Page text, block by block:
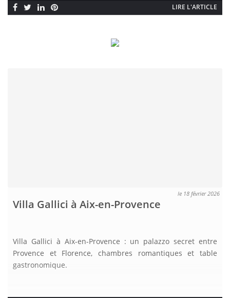
LIRE L'ARTICLE
le 18 février 2026
Villa Gallici à Aix-en-Provence
Villa Gallici à Aix-en-Provence : un palazzo secret entre
Provence et Florence, chambres romantiques et table
gastronomique.